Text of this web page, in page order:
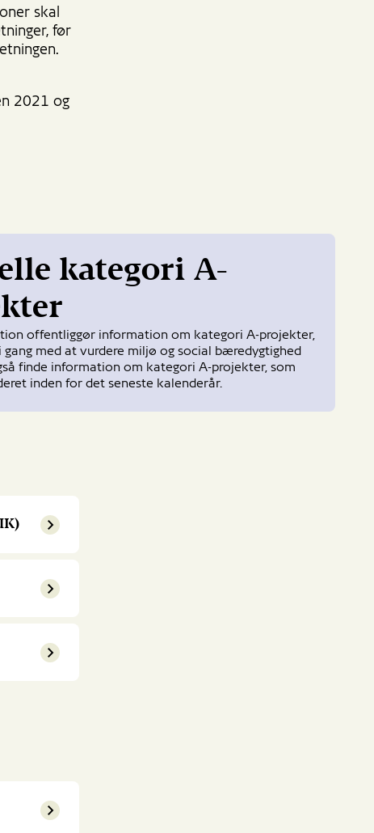
skal
før
2021 og
kategori A-
offentliggør information om kategori A-projekter,
gang med at vurdere miljø og social bæredygtighed
finde information om kategori A-projekter, som
inden for det seneste kalenderår.